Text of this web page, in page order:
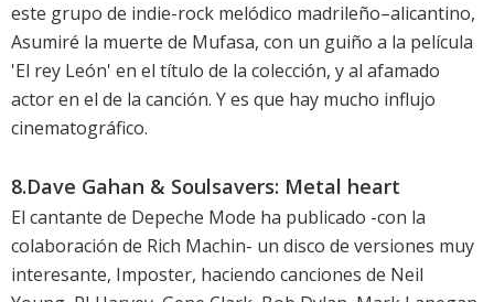
este grupo de indie-rock melódico madrileño–alicantino,
Asumiré la muerte de Mufasa, con un guiño a la película
'El rey León' en el título de la colección, y al afamado
actoren el de la canción. Y es que hay mucho influjo
cinematográfico.
8.Dave Gahan & Soulsavers: Metal heart
El cantante de Depeche Mode ha publicado -con la
colaboración de Rich Machin- un disco de versiones muy
interesante, Imposter, haciendo canciones de Neil